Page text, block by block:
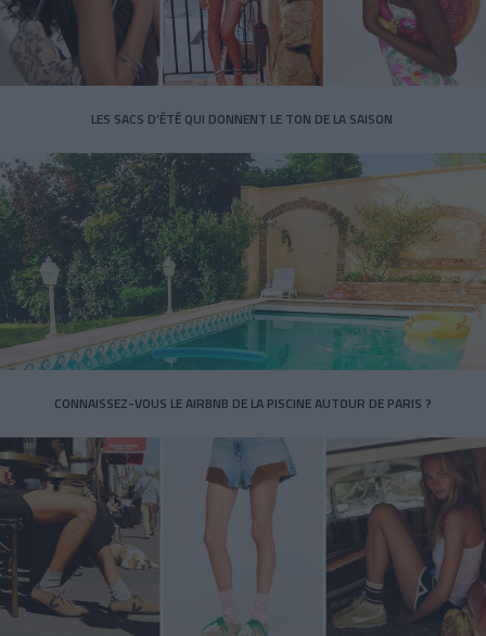
LES SACS D’ÉTÉ QUI DONNENT LE TON DE LA SAISON
CONNAISSEZ-VOUS LE AIRBNB DE LA PISCINE AUTOUR DE PARIS ?